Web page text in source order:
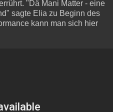
"Dä Mani Matter - eine
sagte Elia zu Beginn des
kann man sich hier